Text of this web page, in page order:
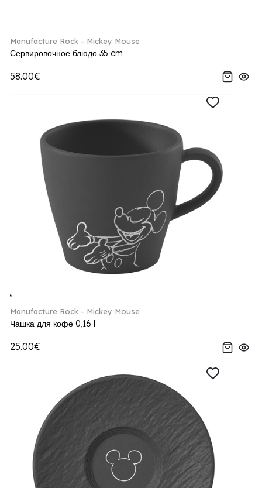
Manufacture Rock - Mickey Mouse
Сервировочное блюдо 35 cm
58.00€
Manufacture Rock - Mickey Mouse
Чашка для кофе 0,16 l
25.00€